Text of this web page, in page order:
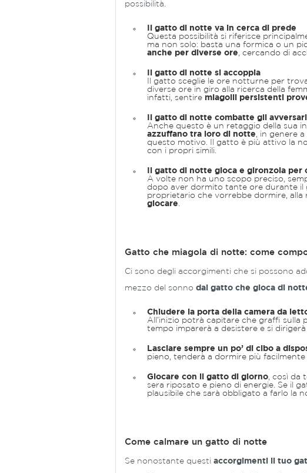
possibilità.
Il gatto di notte va in cerca di prede
Questa possibilità si riferisce
ma non solo: basta una formica o un
anche per diverse ore , cercando di
Il gatto di notte si accoppia
Il gatto sceglie le ore notturne per
diverse ore in giro alla ricerca della
infatti, sentire miagolii persistenti
Il gatto di notte combatte gli avversari
Anche questo è un retaggio della sua
azzuffano tra loro di notte , in genere
questo motivo. Il gatto è più attivo la
con i propri simili.
Il gatto di notte gioca e gironzola per
A volte non ha uno scopo preciso,
dopo aver dormito tante ore durante il
proprietario che vorrebbe dormire, alla
giocare
Gatto che miagola di notte: come
Ci sono degli accorgimenti che si possono
mezzo del sonno dal gatto che gioca di
Chiudere la porta della camera da
All’inizio potrà capitare che graffi sulla
tempo imparerà a desistere e si dirigerà
Lasciare sempre un po’ di cibo a
pieno, tenderà a dormire più
Giocare con il gatto di giorno , così da
sera riposato e pieno di energie. Se il
plausibile che sarà obbligato a farlo la
Come calmare un gatto di notte
Se nonostante questi accorgimenti il tuo